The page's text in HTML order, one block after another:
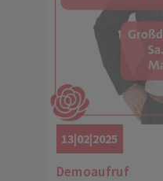
13|02|2025
Demoaufruf